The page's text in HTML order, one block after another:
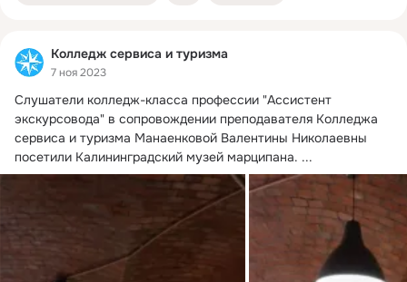
Колледж сервиса и туризма
7 ноя 2023
Слушатели колледж-класса профессии "Ассистент
экскурсовода" в сопровождении преподавателя Колледжа
сервиса и туризма Манаенковой Валентины Николаевны
посетили Калининградский музей марципана. ...